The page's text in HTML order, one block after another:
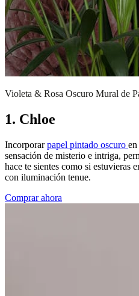
Violeta & Rosa Oscuro Mural de
1. Chloe
Incorporarpapel pintado oscuro
sensación de misterio e intriga,
hace te sientes como si estuvieras
con iluminación tenue.
Comprar ahora